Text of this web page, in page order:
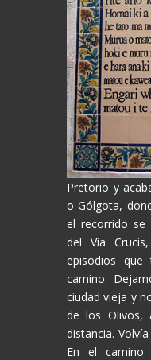
Pretorio y
o Gólgota,
el recorrido se
del Vía
episodios que
camino.
ciudad vieja y
de los Olivos,
distancia.
En el camino